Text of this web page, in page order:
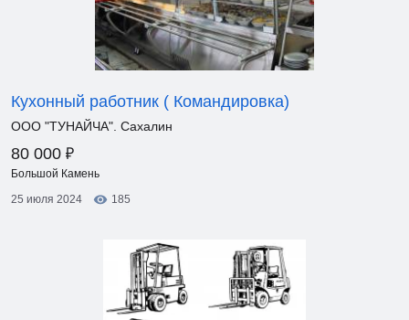
Кухонный работник ( Командировка)
ООО "ТУНАЙЧА". Сахалин
80 000 ₽
Большой Камень
25 июля 2024
185